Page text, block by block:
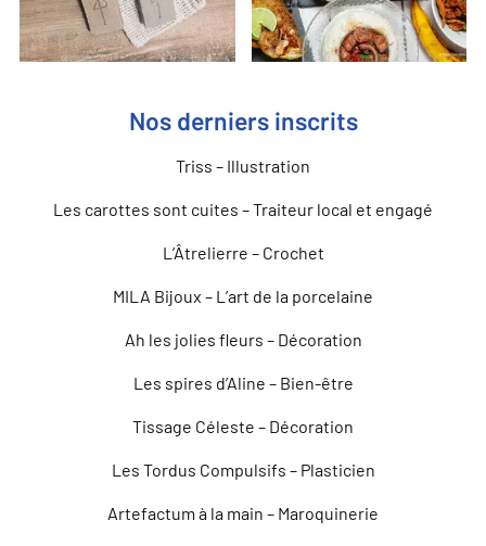
Nos derniers inscrits
Triss – Illustration
Les carottes sont cuites – Traiteur local et engagé
L’Âtrelierre – Crochet
MILA Bijoux – L’art de la porcelaine
Ah les jolies fleurs – Décoration
Les spires d’Aline – Bien-être
Tissage Céleste – Décoration
Les Tordus Compulsifs – Plasticien
Artefactum à la main – Maroquinerie